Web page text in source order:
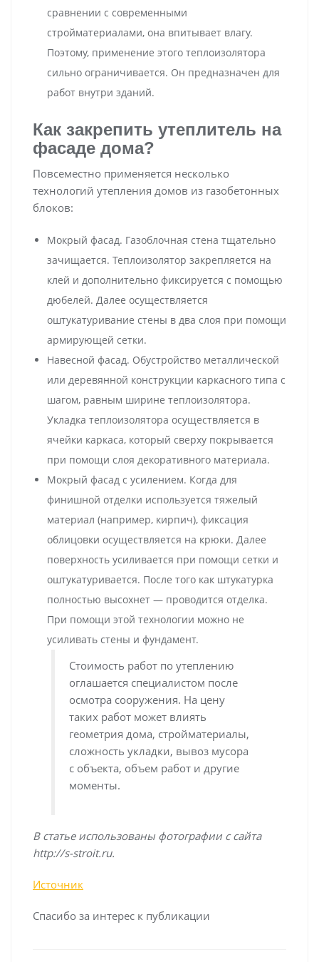
сравнении с современными
стройматериалами, она впитывает влагу.
Поэтому, применение этого теплоизолятора
сильно ограничивается. Он предназначен для
работ внутри зданий.
Как закрепить утеплитель на
фасаде дома?
Повсеместно применяется несколько
технологий утепления домов из газобетонных
блоков:
Мокрый фасад. Газоблочная стена тщательно
зачищается. Теплоизолятор закрепляется на
клей и дополнительно фиксируется с помощью
дюбелей. Далее осуществляется
оштукатуривание стены в два слоя при помощи
армирующей сетки.
Навесной фасад. Обустройство металлической
или деревянной конструкции каркасного типа с
шагом, равным ширине теплоизолятора.
Укладка теплоизолятора осуществляется в
ячейки каркаса, который сверху покрывается
при помощи слоя декоративного материала.
Мокрый фасад с усилением. Когда для
финишной отделки используется тяжелый
материал (например, кирпич), фиксация
облицовки осуществляется на крюки. Далее
поверхность усиливается при помощи сетки и
оштукатуривается. После того как штукатурка
полностью высохнет — проводится отделка.
При помощи этой технологии можно не
усиливать стены и фундамент.
Стоимость работ по утеплению
оглашается специалистом после
осмотра сооружения. На цену
таких работ может влиять
геометрия дома, стройматериалы,
сложность укладки, вывоз мусора
с объекта, объем работ и другие
моменты.
В статье использованы фотографии с сайта
http://s-stroit.ru.
Источник
Спасибо за интерес к публикации